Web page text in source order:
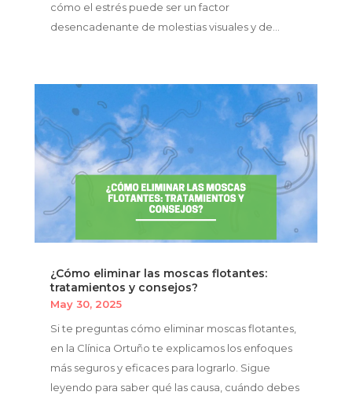
cómo el estrés puede ser un factor
desencadenante de molestias visuales y de...
¿Cómo eliminar las moscas flotantes:
tratamientos y consejos?
May 30, 2025
Si te preguntas cómo eliminar moscas flotantes,
en la Clínica Ortuño te explicamos los enfoques
más seguros y eficaces para lograrlo. Sigue
leyendo para saber qué las causa, cuándo debes